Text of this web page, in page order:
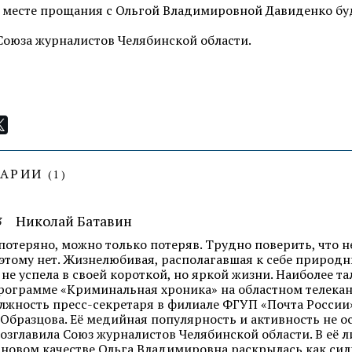
прощания с Ольгой Владимировной Давиденко
журналистов Челябинской области.
(1 )
Николай Батавин
можно только потеряв. Трудно поверить, что
нет. Жизнелюбивая, располагавшая к себе
успела в своей короткой, но яркой жизни. Наиболее
«Криминальная хроника» на областном
пресс-секретаря в филиале ФГУП «Почта
Её медийная популярность и активность не
Союз журналистов Челябинской области. В её